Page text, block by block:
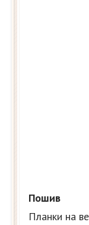
Пошив
Планки на